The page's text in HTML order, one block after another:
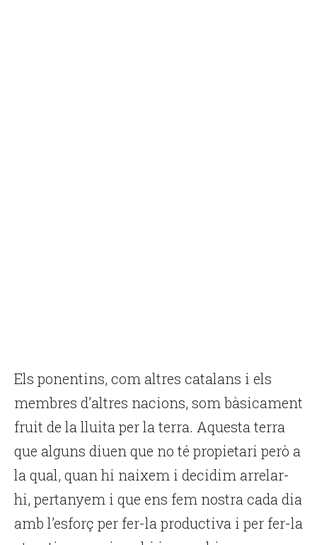
Els ponentins, com altres catalans i els
membres d’altres nacions, som bàsicament
fruit de la lluita per la terra. Aquesta terra
que alguns diuen que no té propietari però a
la qual, quan hi naixem i decidim arrelar-
hi, pertanyem i que ens fem nostra cada dia
amb l’esforç per fer-la productiva i per fer-la